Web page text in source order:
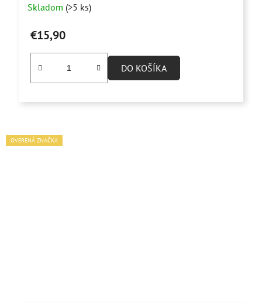
Skladom (>5 ks)
€15,90
DO KOŠÍKA
OVERENÁ ZNAČKA